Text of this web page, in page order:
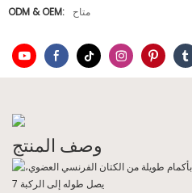
ODM & OEM:
متاح
وصف المنتج